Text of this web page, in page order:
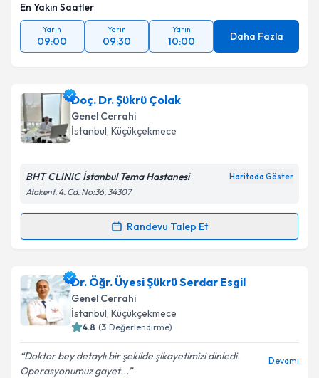
En Yakın Saatler
Yarın
09:00
Yarın
09:30
Yarın
10:00 Daha Fazla
Doç. Dr. Şükrü Çolak
Genel Cerrahi
İstanbul, Küçükçekmece
BHT CLINIC İstanbul Tema Hastanesi Haritada Göster
Atakent, 4. Cd. No:36, 34307
Randevu Talep Et
Randevu Takvimi Talebi
Doç. Dr. Şükrü Çolakiçin randevu takvimi talebi
oluşturun. Size bu uzmandan randevu almanız için bir
takvim hazırlandığında e-posta ile bilgilendireceğiz.
Dr. Öğr. Üyesi Şükrü Serdar Esgil
Genel Cerrahi
İstanbul, Küçükçekmece
4.8 (3 Değerlendirme)
Doktor bey detaylı bir şekilde şikayetimizi dinledi.
Operasyonumuz gayet...
Devamı